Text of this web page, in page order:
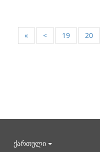
« < 19 20
ქართული